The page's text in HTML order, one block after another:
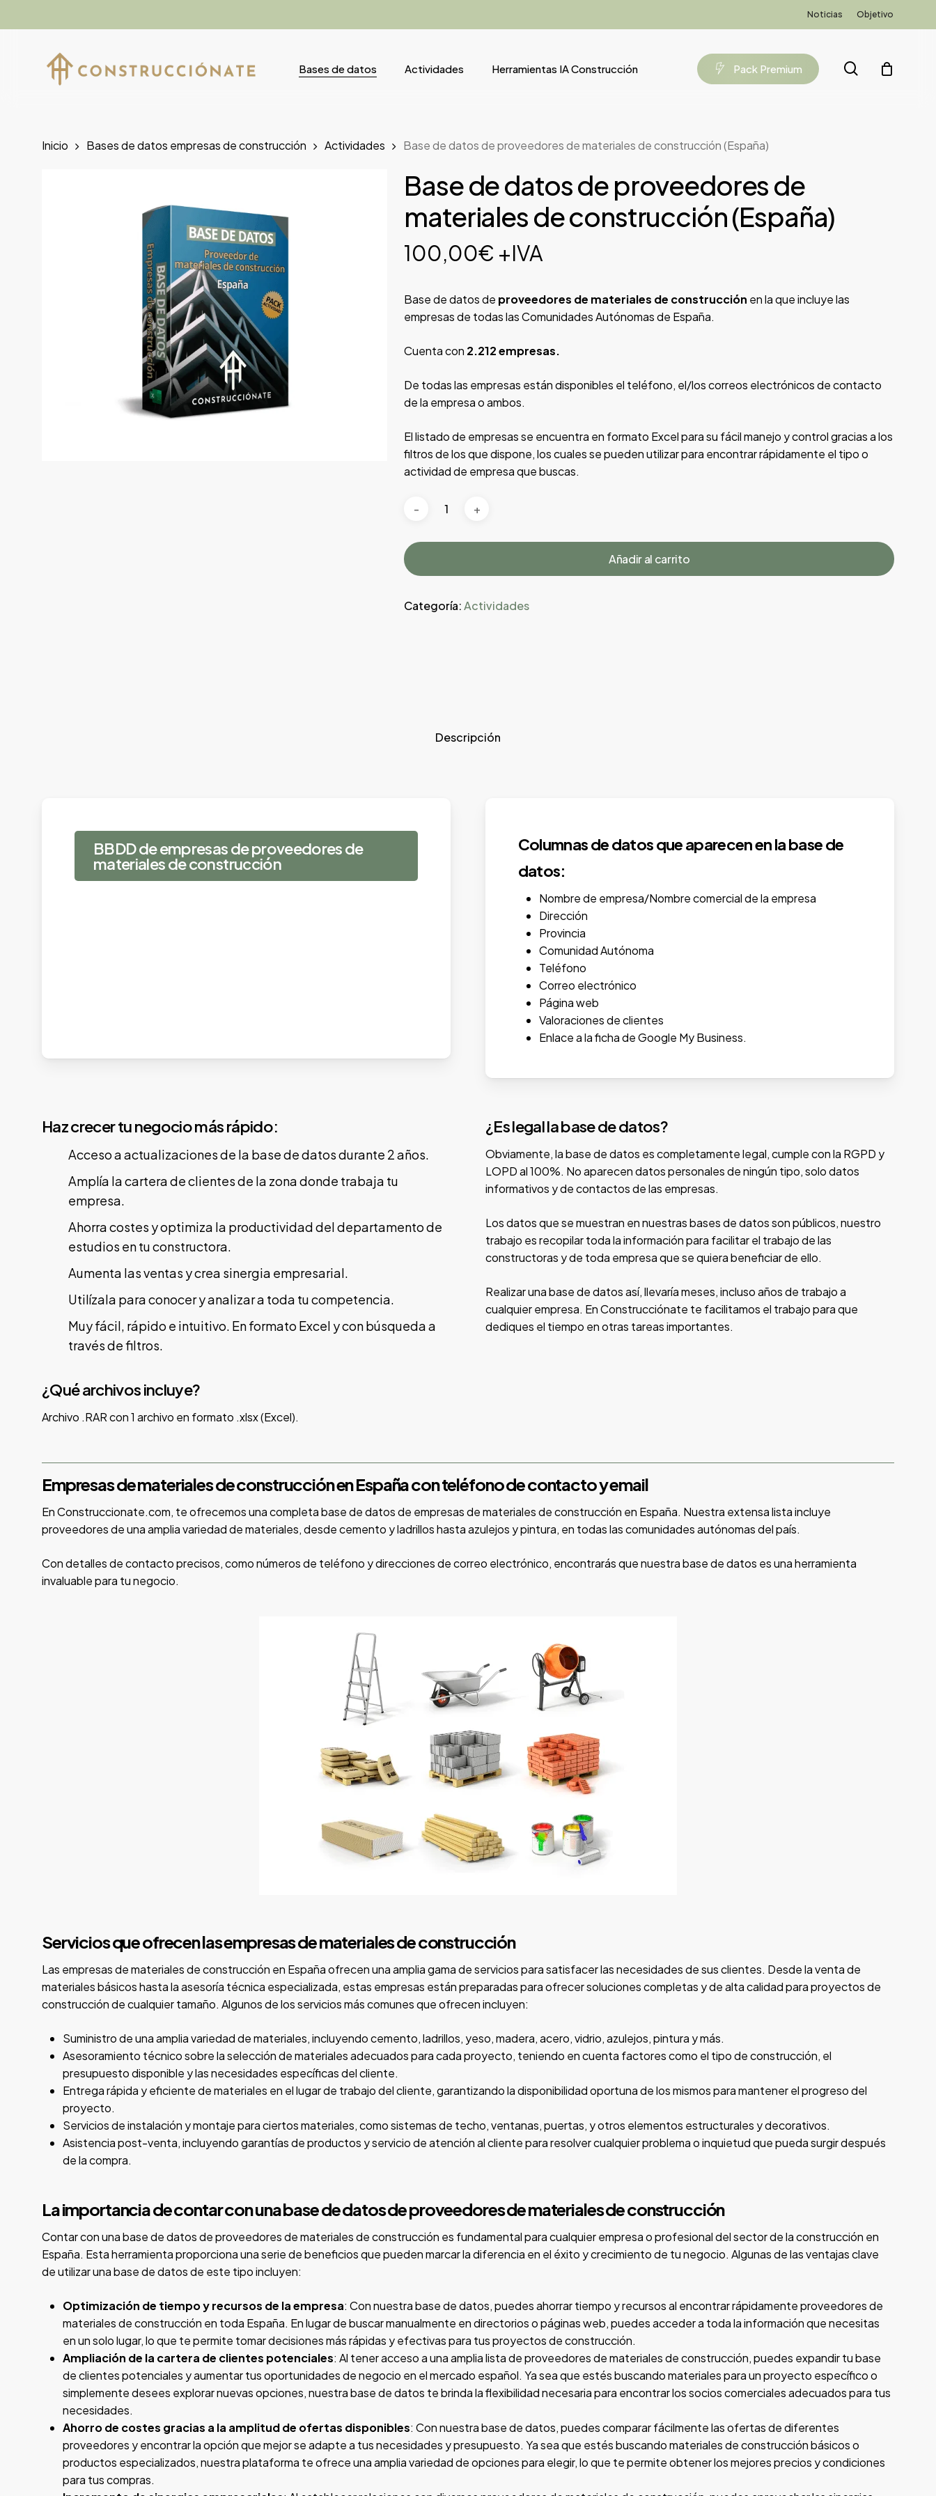
Noticias Objetivo
Bases de datos Actividades Herramientas IA Construcción Pack Premium search
Inicio Bases de datos empresas de construcción Actividades Base de datos de proveedores de materiales de construcción (España)
Base de datos de proveedores de
materiales de construcción (España)
100,00€ +IVA
Base de datos de proveedores de materiales de construcción en la que incluye las
empresas de todas las Comunidades Autónomas de España.
Cuenta con 2.212 empresas.
De todas las empresas están disponibles el teléfono, el/los correos electrónicos de contacto
de la empresa o ambos.
El listado de empresas se encuentra en formato Excel para su fácil manejo y control gracias a los
filtros de los que dispone, los cuales se pueden utilizar para encontrar rápidamente el tipo o
actividad de empresa que buscas.
Añadir al carrito
Categoría:Actividades
Descripción
BBDD de empresas de proveedores de
materiales de construcción
Columnas de datos que aparecen en la base de
datos:
Nombre de empresa/Nombre comercial de la empresa
Dirección
Provincia
Comunidad Autónoma
Teléfono
Correo electrónico
Página web
Valoraciones de clientes
Enlace a la ficha de Google My Business.
Haz crecer tu negocio más rápido:
Acceso a actualizaciones de la base de datos durante 2 años.
Amplía la cartera de clientes de la zona donde trabaja tu
empresa.
Ahorra costes y optimiza la productividad del departamento de
estudios en tu constructora.
Aumenta las ventas y crea sinergia empresarial.
Utilízala para conocer y analizar a toda tu competencia.
Muy fácil, rápido e intuitivo. En formato Excel y con búsqueda a
través de filtros.
¿Qué archivos incluye?
Archivo .RAR con 1 archivo en formato .xlsx (Excel).
¿Es legal la base de datos?
Obviamente, la base de datos es completamente legal, cumple con la RGPD y
LOPD al 100%. No aparecen datos personales de ningún tipo, solo datos
informativos y de contactos de las empresas.
Los datos que se muestran en nuestras bases de datos son públicos, nuestro
trabajo es recopilar toda la información para facilitar el trabajo de las
constructoras y de toda empresa que se quiera beneficiar de ello.
Realizar una base de datos así, llevaría meses, incluso años de trabajo a
cualquier empresa. En Construcciónate te facilitamos el trabajo para que
dediques el tiempo en otras tareas importantes.
Empresas de materiales de construcción en España con teléfono de contacto y email
En Construccionate.com, te ofrecemos una completa base de datos de empresas de materiales de construcción en España. Nuestra extensa lista incluye
proveedores de una amplia variedad de materiales, desde cemento y ladrillos hasta azulejos y pintura, en todas las comunidades autónomas del país.
Con detalles de contacto precisos, como números de teléfono y direcciones de correo electrónico, encontrarás que nuestra base de datos es una herramienta
invaluable para tu negocio.
Servicios que ofrecen las empresas de materiales de construcción
Las empresas de materiales de construcción en España ofrecen una amplia gama de servicios para satisfacer las necesidades de sus clientes. Desde la venta de
materiales básicos hasta la asesoría técnica especializada, estas empresas están preparadas para ofrecer soluciones completas y de alta calidad para proyectos de
construcción de cualquier tamaño. Algunos de los servicios más comunes que ofrecen incluyen:
Suministro de una amplia variedad de materiales, incluyendo cemento, ladrillos, yeso, madera, acero, vidrio, azulejos, pintura y más.
Asesoramiento técnico sobre la selección de materiales adecuados para cada proyecto, teniendo en cuenta factores como el tipo de construcción, el
presupuesto disponible y las necesidades específicas del cliente.
Entrega rápida y eficiente de materiales en el lugar de trabajo del cliente, garantizando la disponibilidad oportuna de los mismos para mantener el progreso del
proyecto.
Servicios de instalación y montaje para ciertos materiales, como sistemas de techo, ventanas, puertas, y otros elementos estructurales y decorativos.
Asistencia post-venta, incluyendo garantías de productos y servicio de atención al cliente para resolver cualquier problema o inquietud que pueda surgir después
de la compra.
La importancia de contar con una base de datos de proveedores de materiales de construcción
Contar con una base de datos de proveedores de materiales de construcción es fundamental para cualquier empresa o profesional del sector de la construcción en
España. Esta herramienta proporciona una serie de beneficios que pueden marcar la diferencia en el éxito y crecimiento de tu negocio. Algunas de las ventajas clave
de utilizar una base de datos de este tipo incluyen:
Optimización de tiempo y recursos de la empresa: Con nuestra base de datos, puedes ahorrar tiempo y recursos al encontrar rápidamente proveedores de
materiales de construcción en toda España. En lugar de buscar manualmente en directorios o páginas web, puedes acceder a toda la información que necesitas
en un solo lugar, lo que te permite tomar decisiones más rápidas y efectivas para tus proyectos de construcción.
Ampliación de la cartera de clientes potenciales: Al tener acceso a una amplia lista de proveedores de materiales de construcción, puedes expandir tu base
de clientes potenciales y aumentar tus oportunidades de negocio en el mercado español. Ya sea que estés buscando materiales para un proyecto específico o
simplemente desees explorar nuevas opciones, nuestra base de datos te brinda la flexibilidad necesaria para encontrar los socios comerciales adecuados para tus
necesidades.
Ahorro de costes gracias a la amplitud de ofertas disponibles: Con nuestra base de datos, puedes comparar fácilmente las ofertas de diferentes
proveedores y encontrar la opción que mejor se adapte a tus necesidades y presupuesto. Ya sea que estés buscando materiales de construcción básicos o
productos especializados, nuestra plataforma te ofrece una amplia variedad de opciones para elegir, lo que te permite obtener los mejores precios y condiciones
para tus compras.